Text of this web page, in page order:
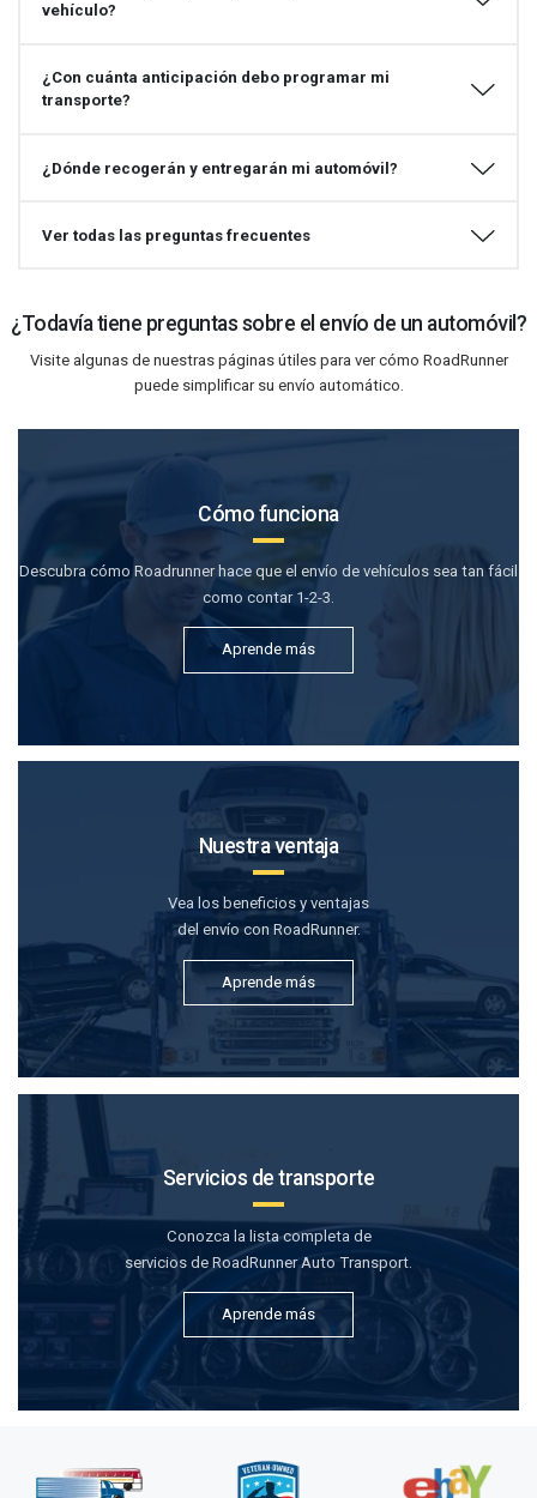
vehículo?
¿Con cuánta anticipación debo programar mi
transporte?
¿Dónde recogerán y entregarán mi automóvil?
Ver todas las preguntas frecuentes
¿Todavía tiene preguntas sobre el envío de un automóvil?
Visite algunas de nuestras páginas útiles para ver cómo RoadRunner
puede simplificar su envío automático.
Cómo funciona
Descubra cómo Roadrunner hace que el envío de vehículos sea tan fácil
como contar 1-2-3.
Aprende más
Nuestra ventaja
Vea los beneficios y ventajas
del envío con RoadRunner.
Aprende más
Servicios de transporte
Conozca la lista completa de
servicios de RoadRunner Auto Transport.
Aprende más